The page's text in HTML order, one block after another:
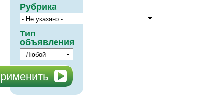
Рубрика
Тип
объявления